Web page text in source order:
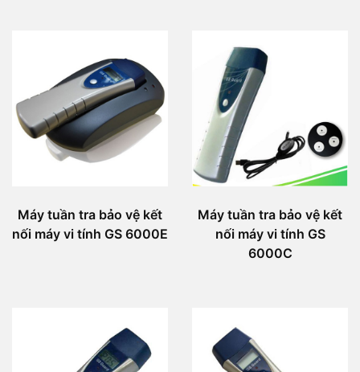
Máy tuần tra bảo vệ kết
nối máy vi tính GS 6000E
Máy tuần tra bảo vệ kết
nối máy vi tính GS
6000C